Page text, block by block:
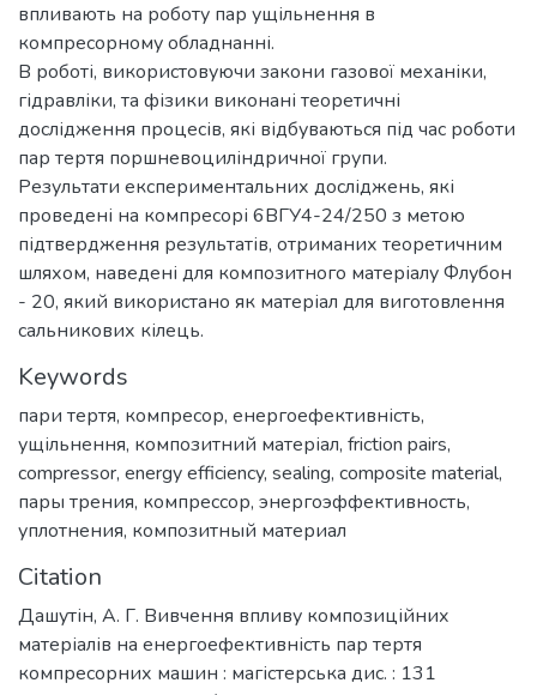
впливають на роботу пар ущільнення в
компресорному обладнанні.
В роботі, використовуючи закони газової механіки,
гідравліки, та фізики виконані теоретичні
дослідження процесів, які відбуваються під час роботи
пар тертя поршневоциліндричної групи.
Результати експериментальних досліджень, які
проведені на компресорі 6ВГУ4-24/250 з метою
підтвердження результатів, отриманих теоретичним
шляхом, наведені для композитного матеріалу Флубон
- 20, який використано як матеріал для виготовлення
сальникових кілець.
Keywords
пари тертя, компресор, енергоефективність,
ущільнення, композитний матеріал, friction pairs,
compressor, energy efficiency, sealing, composite material,
пары трения, компрессор, энергоэффективность,
уплотнения, композитный материал
Citation
Дашутін, А. Г. Вивчення впливу композиційних
матеріалів на енергоефективність пар тертя
компресорних машин : магістерська дис. : 131